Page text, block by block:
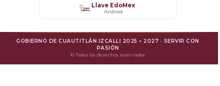
Mejora Regulatoria
Llave EdoMex
Android
GOBIERNO DE CUAUTITLÁN IZCALLI 2025 – 2027 · SERVIR CON
PASIÓN
© Todos los derechos reservados